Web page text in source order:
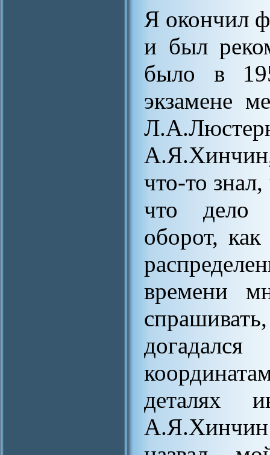
Я окончил
и был
было в
экзамене
что-то
что дело
оборот,
времени
деталях